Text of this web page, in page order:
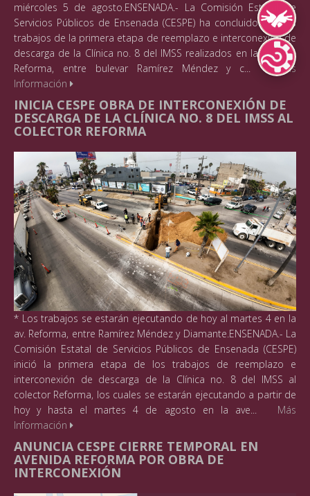
miércoles 5 de agosto.ENSENADA.- La Comisión Estatal de
Servicios Públicos de Ensenada (CESPE) ha concluido con los
trabajos de la primera etapa de reemplazo e interconexión de
descarga de la Clínica no. 8 del IMSS realizados en la avenida
Reforma, entre bulevar Ramírez Méndez y c...Más
Información
INICIA CESPE OBRA DE INTERCONEXIÓN DE
DESCARGA DE LA CLÍNICA NO. 8 DEL IMSS AL
COLECTOR REFORMA
* Los trabajos se estarán ejecutando de hoy al martes 4 en la
av. Reforma, entre Ramírez Méndez y Diamante.ENSENADA.- La
Comisión Estatal de Servicios Públicos de Ensenada (CESPE)
inició la primera etapa de los trabajos de reemplazo e
interconexión de descarga de la Clínica no. 8 del IMSS al
colector Reforma, los cuales se estarán ejecutando a partir de
hoy y hasta el martes 4 de agosto en la ave... Más
Información
ANUNCIA CESPE CIERRE TEMPORAL EN
AVENIDA REFORMA POR OBRA DE
INTERCONEXIÓN
Lengua de
Lenguas